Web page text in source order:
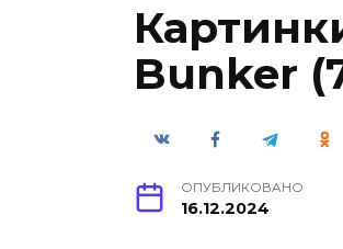
Bunker
ОПУБЛИКОВАНО
16.12.2024